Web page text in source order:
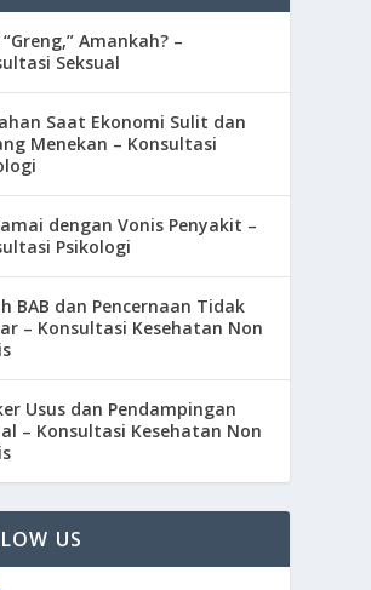
Amankah? –
Seksual
Saat Ekonomi Sulit dan
Menekan – Konsultasi
dengan Vonis Penyakit –
Psikologi
BAB dan Pencernaan Tidak
– Konsultasi Kesehatan Non
Usus dan Pendampingan
– Konsultasi Kesehatan Non
US